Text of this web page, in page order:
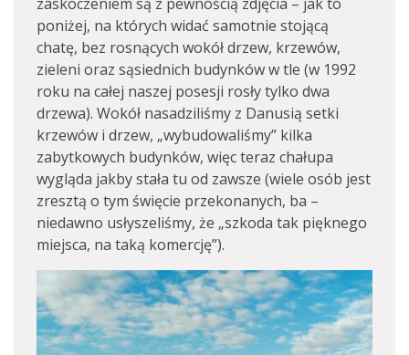
poniżej, na których widać samotnie stojącą
chatę, bez rosnących wokół drzew, krzewów,
zieleni oraz sąsiednich budynków w tle (w 1992
roku na całej naszej posesji rosły tylko dwa
drzewa). Wokół nasadziliśmy z Danusią setki
krzewów i drzew, „wybudowaliśmy” kilka
zabytkowych budynków, więc teraz chałupa
wygląda jakby stała tu od zawsze (wiele osób jest
zresztą o tym święcie przekonanych, ba –
niedawno usłyszeliśmy, że „szkoda tak pięknego
miejsca, na taką komercję”).